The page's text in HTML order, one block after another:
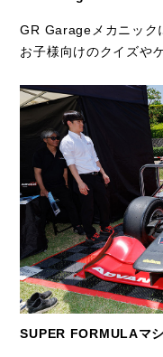
GR Garageメカニック
お子様向けのクイズや
SUPER FORMULAマ